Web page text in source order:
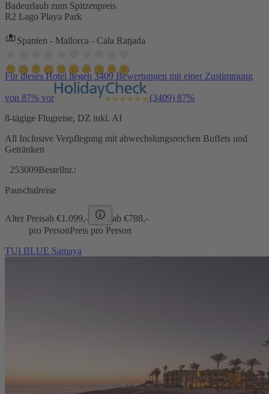
Badeurlaub zum Spitzenpreis
R2 Lago Playa Park
Spanien - Mallorca - Cala Ratjada
Für dieses Hotel liegen 3409 Bewertungen mit einer Zustimmung
von 87% vor (3409) 87%
8-tägige Flugreise, DZ inkl. AI
All Inclusive Verpflegung mit abwechslungsreichen Buffets und
Getränken
253009Bestellnr.:
Pauschalreise
Alter Preisab €1.099,- ab €788,-
pro PersonPreis pro Person
TUI BLUE Samaya